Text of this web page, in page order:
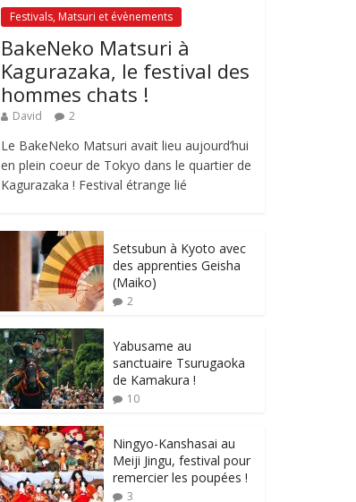
Festivals, Matsuri et évènements
BakeNeko Matsuri à
Kagurazaka, le festival des
hommes chats !
David 2
Le BakeNeko Matsuri avait lieu aujourd’hui
en plein coeur de Tokyo dans le quartier de
Kagurazaka ! Festival étrange lié
Setsubun à Kyoto avec
des apprenties Geisha
(Maiko)
2
Yabusame au
sanctuaire Tsurugaoka
de Kamakura !
10
Ningyo-Kanshasai au
Meiji Jingu, festival pour
remercier les poupées !
3